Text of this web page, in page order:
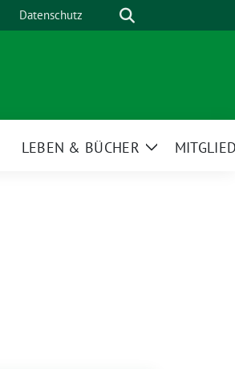
Datenschutz Suche
LEBEN & BÜCHER
Zeige